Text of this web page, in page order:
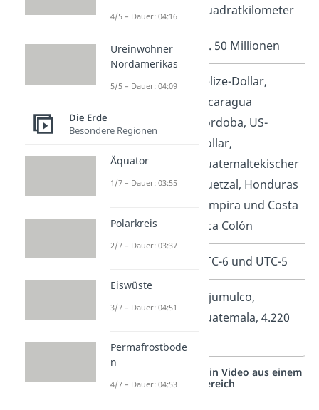
Quadratkilometer
Einwohnerzahl ca. 50 Millionen
Währungen
Belize-Dollar,
Nicaragua
Cordoba, US-
Dollar,
Guatemaltekischer
Quetzal, Honduras
Lempira und Costa
Rica Colón
Zeitzonen UTC-6 und UTC-5
Tajumulco,
Guatemala, 4.220
Studyflix vernetzt: Hier ein Video aus einem
anderen Bereich
4/5 – Dauer: 04:16
Ureinwohner
Nordamerikas
5/5 – Dauer: 04:09
Die Erde
Besondere Regionen
Äquator
1/7 – Dauer: 03:55
Polarkreis
2/7 – Dauer: 03:37
Eiswüste
3/7 – Dauer: 04:51
Permafrostbode
n
4/7 – Dauer: 04:53